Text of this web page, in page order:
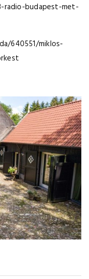
radio-budapest-met-
640551/miklos-